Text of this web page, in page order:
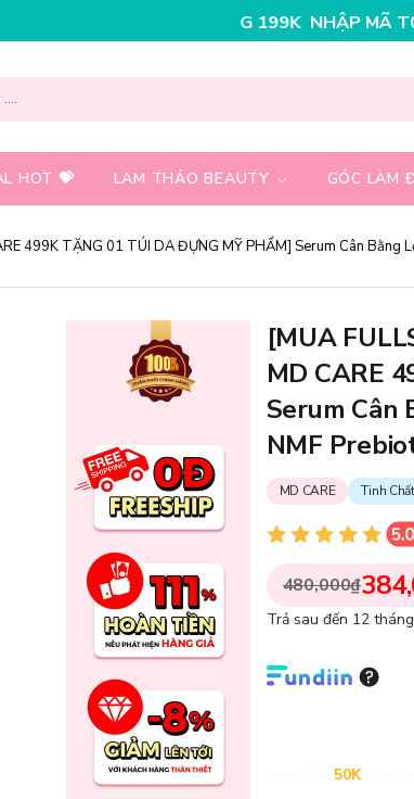
NHẬP MÃ T08FS30K - GIẢM
HOT 💝 LAM THẢO BEAUTY GÓC LÀM
499K TẶNG 01 TÚI DA ĐỰNG MỸ PHẨM] Serum Cân Bằng
[MUA
MD CARE
Serum Cân
NMF
MD CARE Tinh
480,000₫
Trả sau đến 12
50K